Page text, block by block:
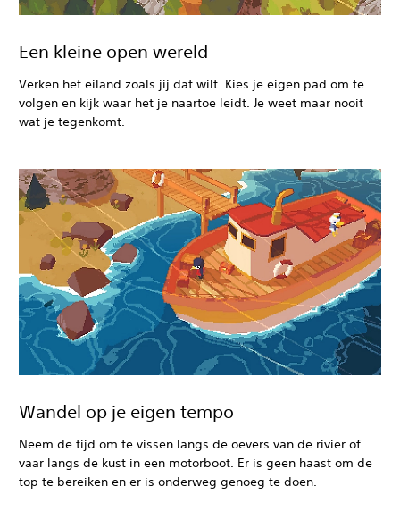
Een kleine open wereld
Verken het eiland zoals jij dat wilt. Kies je eigen pad om te
volgen en kijk waar het je naartoe leidt. Je weet maar nooit
wat je tegenkomt.
Wandel op je eigen tempo
Neem de tijd om te vissen langs de oevers van de rivier of
vaar langs de kust in een motorboot. Er is geen haast om de
top te bereiken en er is onderweg genoeg te doen.